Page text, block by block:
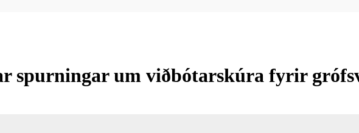
spurningar um viðbótarskúra fyrir